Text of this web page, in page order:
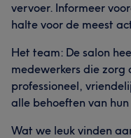
vervoer. Informeer
halte voor de meest
Het team: De salon
medewerkers die zorg
professioneel,
alle behoeften van
Wat we leuk vinden